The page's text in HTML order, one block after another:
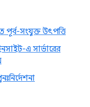
পূর্ব-সংযুক্ত উৎপত্তি
এ সার্ভারের